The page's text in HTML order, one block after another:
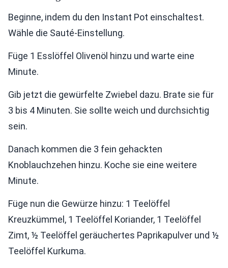
Beginne, indem du den Instant Pot einschaltest.
Wähle die Sauté-Einstellung.
Füge 1 Esslöffel Olivenöl hinzu und warte eine
Minute.
Gib jetzt die gewürfelte Zwiebel dazu. Brate sie für
3 bis 4 Minuten. Sie sollte weich und durchsichtig
sein.
Danach kommen die 3 fein gehackten
Knoblauchzehen hinzu. Koche sie eine weitere
Minute.
Füge nun die Gewürze hinzu: 1 Teelöffel
Kreuzkümmel, 1 Teelöffel Koriander, 1 Teelöffel
Zimt, ½ Teelöffel geräuchertes Paprikapulver und ½
Teelöffel Kurkuma.